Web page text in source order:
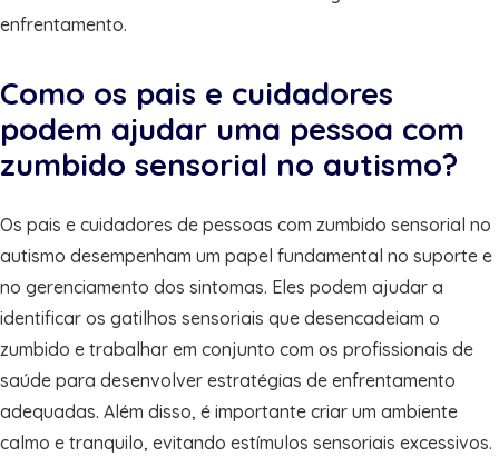
enfrentamento.
Como os pais e cuidadores
podem ajudar uma pessoa com
zumbido sensorial no autismo?
Os pais e cuidadores de pessoas com zumbido sensorial no
autismo desempenham um papel fundamental no suporte e
no gerenciamento dos sintomas. Eles podem ajudar a
identificar os gatilhos sensoriais que desencadeiam o
zumbido e trabalhar em conjunto com os profissionais de
saúde para desenvolver estratégias de enfrentamento
adequadas. Além disso, é importante criar um ambiente
calmo e tranquilo, evitando estímulos sensoriais excessivos.